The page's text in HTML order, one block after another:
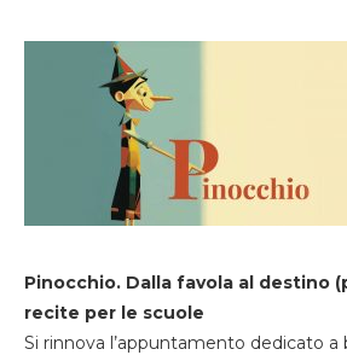
Pinocchio. Dalla favola al destino
recite per le scuole
Si rinnova l’appuntamento dedicato a